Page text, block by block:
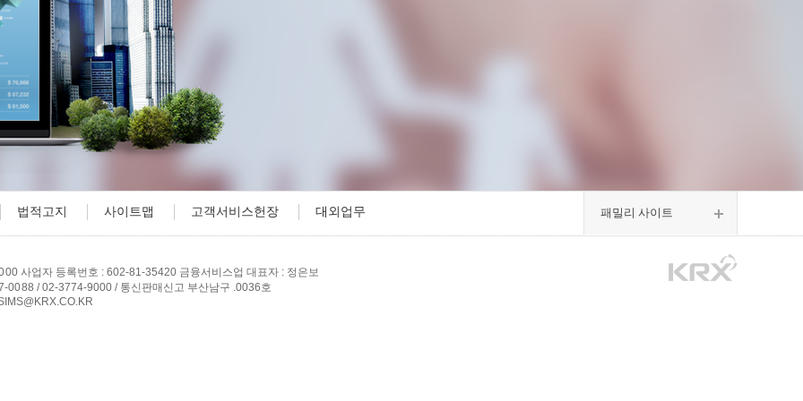
법적고지 사이트맵 고객서비스헌장 대외업무 패밀리 사이트
사업자 등록번호 : 602-81-35420 금융서비스업 대표자 : 정은보
0088 / 02-3774-9000 / 통신판매신고 부산남구 .0036호